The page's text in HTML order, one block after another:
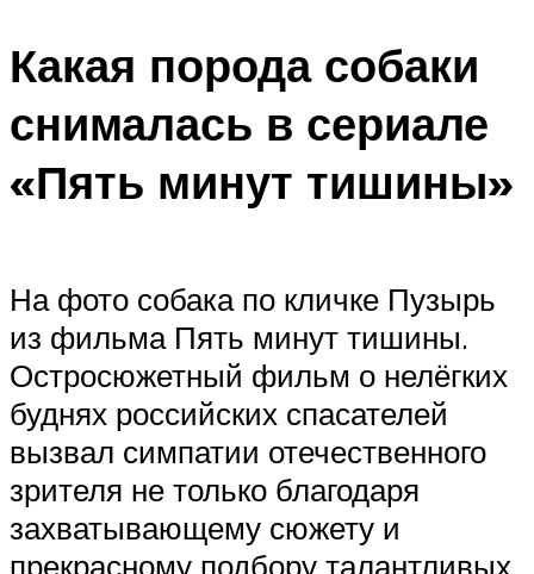
Какая порода собаки
снималась в сериале
«Пять минут тишины»
На фото собака по кличке Пузырь
из фильма Пять минут тишины.
Остросюжетный фильм о нелёгких
буднях российских спасателей
вызвал симпатии отечественного
зрителя не только благодаря
захватывающему сюжету и
прекрасному подбору талантливых